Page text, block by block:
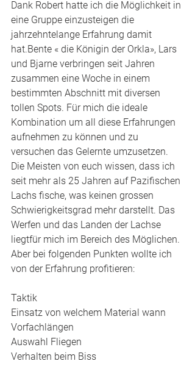
Dank Robert hatte ich die Möglichkeit in
eine Gruppe einzusteigen die
jahrzehntelange Erfahrung damit
hat.Bente « die Königin der Orkla», Lars
und Bjarne verbringen seit Jahren
zusammen eine Woche in einem
bestimmten Abschnitt mit diversen
tollen Spots. Für mich die ideale
Kombination um all diese Erfahrungen
aufnehmen zu können und zu
versuchen das Gelernte umzusetzen.
Die Meisten von euch wissen, dass ich
seit mehr als 25 Jahren auf Pazifischen
Lachs fische, was keinen grossen
Schwierigkeitsgrad mehr darstellt. Das
Werfen und das Landen der Lachse
liegtfür mich im Bereich des Möglichen.
Aber bei folgenden Punkten wollte ich
von der Erfahrung profitieren:
Taktik
Einsatz von welchem Material wann
Vorfachlängen
Auswahl Fliegen
Verhalten beim Biss